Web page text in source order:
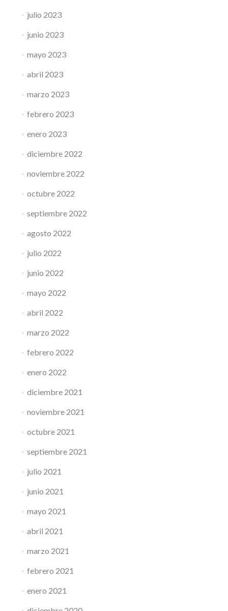
julio 2023
junio 2023
mayo 2023
abril 2023
marzo 2023
febrero 2023
enero 2023
diciembre 2022
noviembre 2022
octubre 2022
septiembre 2022
agosto 2022
julio 2022
junio 2022
mayo 2022
abril 2022
marzo 2022
febrero 2022
enero 2022
diciembre 2021
noviembre 2021
octubre 2021
septiembre 2021
julio 2021
junio 2021
mayo 2021
abril 2021
marzo 2021
febrero 2021
enero 2021